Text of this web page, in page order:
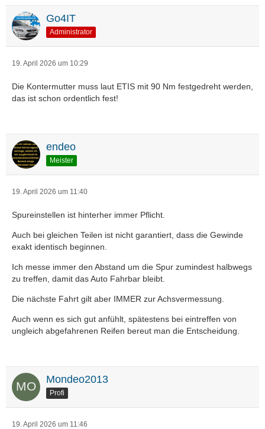
Go4IT
Administrator
19. April 2026 um 10:29
Die Kontermutter muss laut ETIS mit 90 Nm festgedreht werden,
das ist schon ordentlich fest!
endeo
Meister
19. April 2026 um 11:40
Spureinstellen ist hinterher immer Pflicht.
Auch bei gleichen Teilen ist nicht garantiert, dass die Gewinde
exakt identisch beginnen.
Ich messe immer den Abstand um die Spur zumindest halbwegs
zu treffen, damit das Auto Fahrbar bleibt.
Die nächste Fahrt gilt aber IMMER zur Achsvermessung.
Auch wenn es sich gut anfühlt, spätestens bei eintreffen von
ungleich abgefahrenen Reifen bereut man die Entscheidung.
Mondeo2013
Profi
19. April 2026 um 11:46